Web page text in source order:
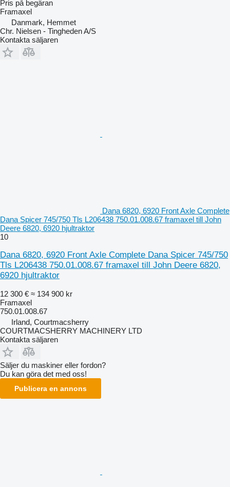
Pris på begäran
Framaxel
Danmark, Hemmet
Chr. Nielsen - Tingheden A/S
Kontakta säljaren
Dana 6820, 6920 Front Axle Complete
Dana Spicer 745/750 Tls L206438 750.01.008.67 framaxel till John
Deere 6820, 6920 hjultraktor
10
Dana 6820, 6920 Front Axle Complete Dana Spicer 745/750
Tls L206438 750.01.008.67 framaxel till John Deere 6820,
6920 hjultraktor
12 300 € ≈ 134 900 kr
Framaxel
750.01.008.67
Irland, Courtmacsherry
COURTMACSHERRY MACHINERY LTD
Kontakta säljaren
Säljer du maskiner eller fordon?
Du kan göra det med oss!
Publicera en annons